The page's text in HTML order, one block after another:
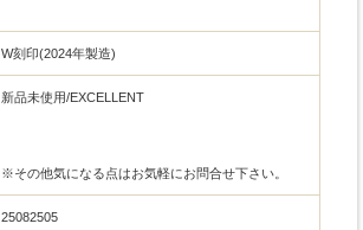
W刻印(2024年製造)
新品未使用/EXCELLENT
※その他気になる点はお気軽にお問合せ下さい。
25082505